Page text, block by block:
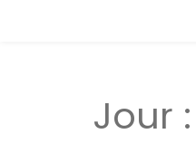
Jour :